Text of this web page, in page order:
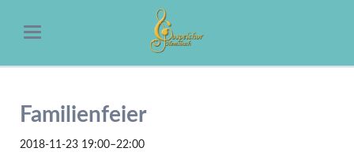
Familienfeier
2018-11-23 19:00–22:00